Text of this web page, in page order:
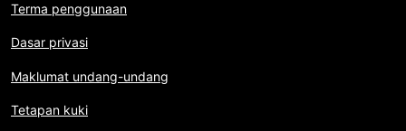
Terma penggunaan
Dasar privasi
Maklumat undang-undang
Tetapan kuki